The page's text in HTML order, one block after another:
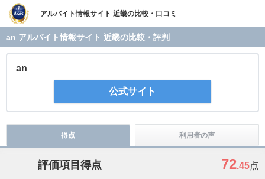
アルバイト情報サイト 近畿の比較・口コミ
an アルバイト情報サイト 近畿の比較・評判
an
公式サイト
得点 利用者の声
評価項目得点 72.45点